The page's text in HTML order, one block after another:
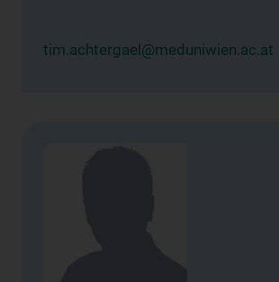
tim.achtergael@meduniwien.ac.at